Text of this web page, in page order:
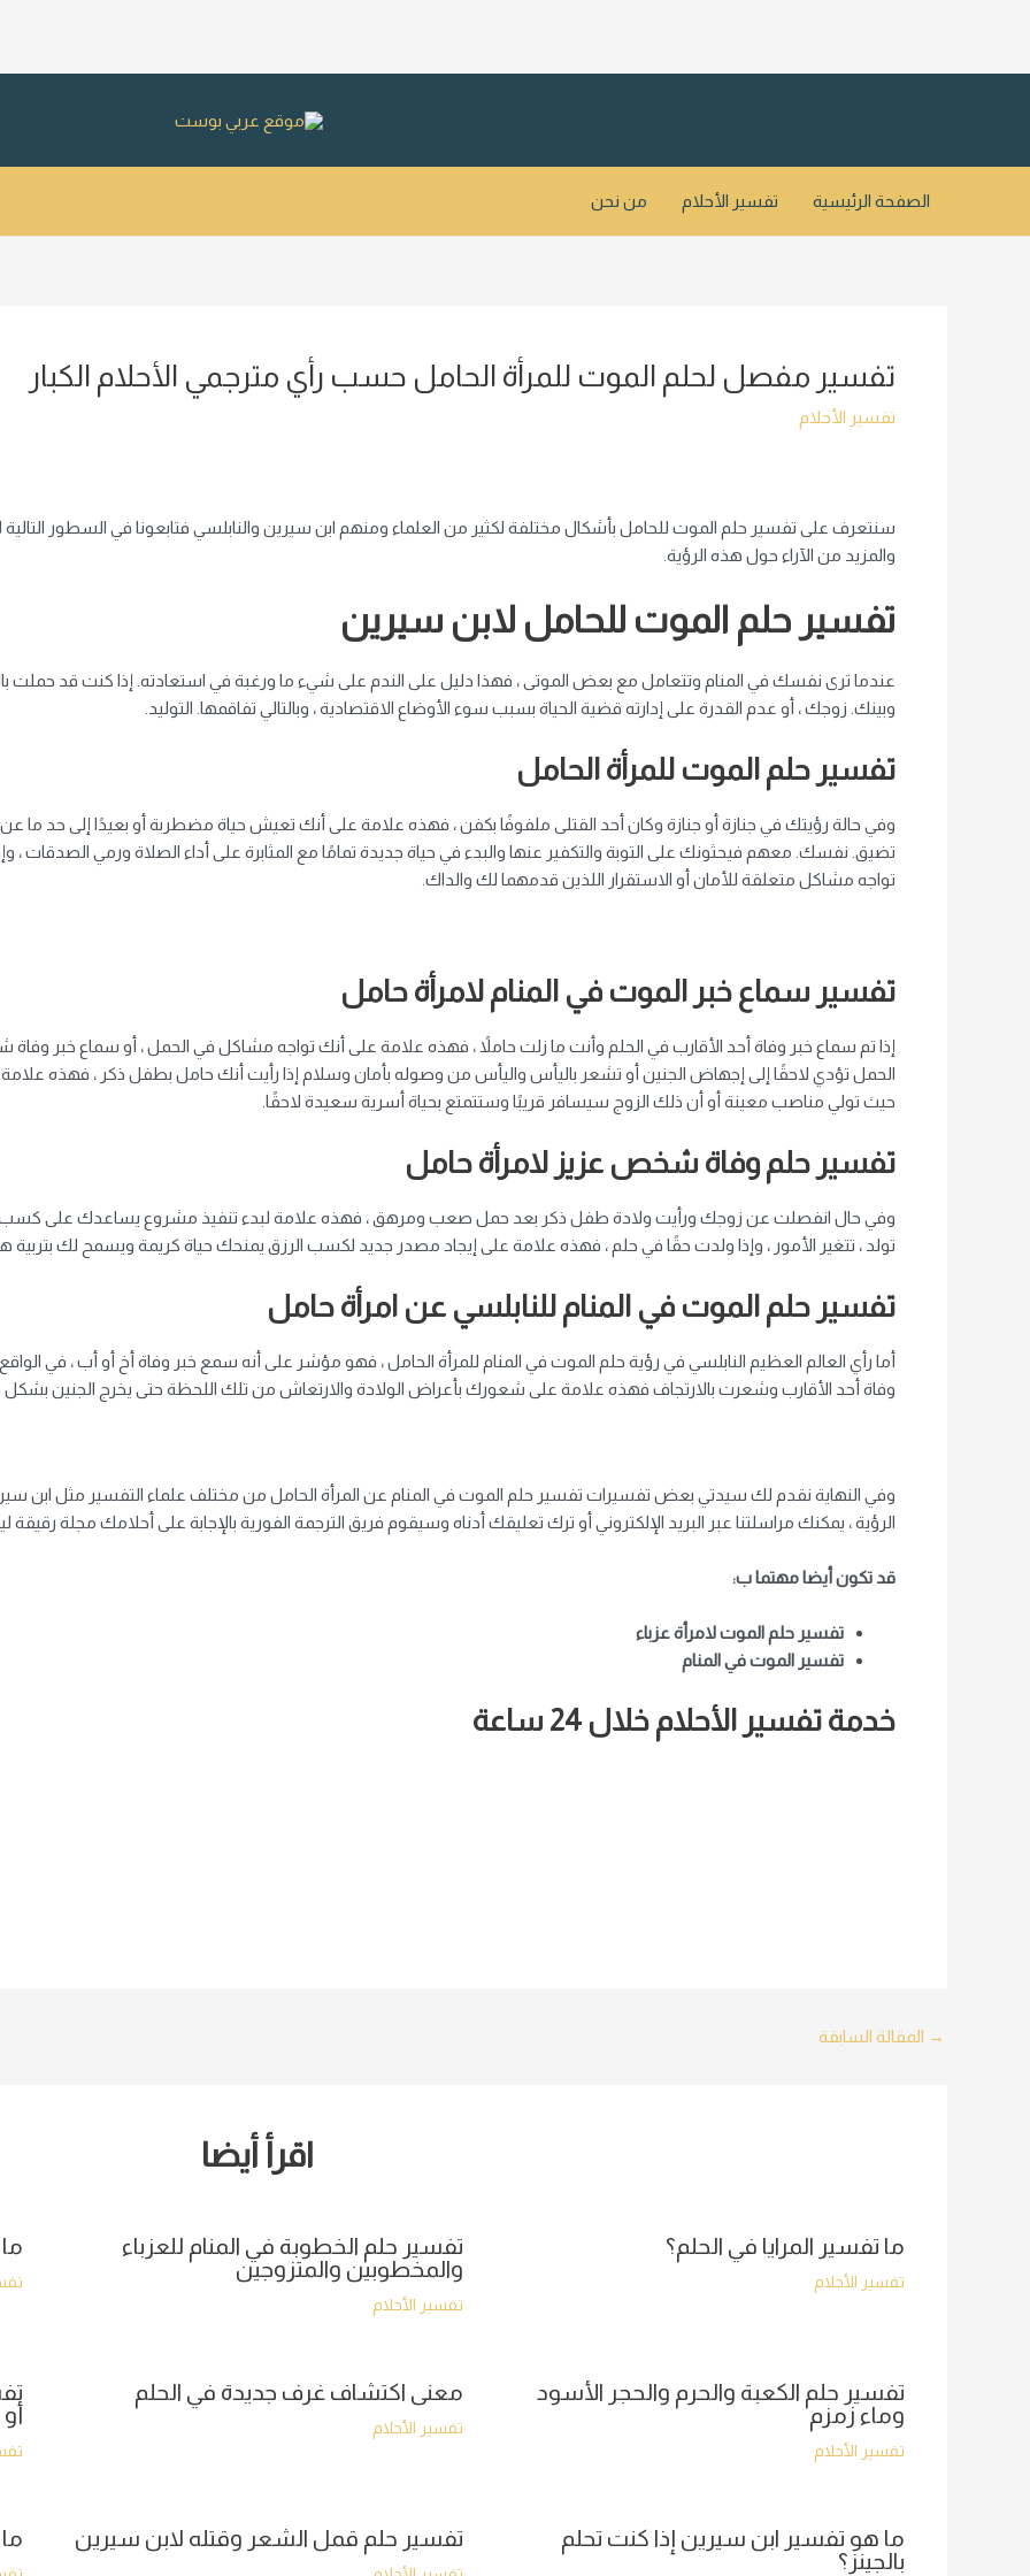
الصفحة الرئيسية تفسير الأحلام من نحن
تفسير مفصل لحلم الموت للمرأة الحامل حسب رأي مترجمي الأحلام الكبار
تفسير الأحلام
سنتعرف على تفسير حلم الموت للحامل بأشكال مختلفة لكثير من العلماء ومنهم ابن سيرين والنابلسي فتابعونا في السطور التالية
والمزيد من الآراء حول هذه الرؤية.
تفسير حلم الموت للحامل لابن سيرين
عندما ترى نفسك في المنام وتتعامل مع بعض الموتى ، فهذا دليل على الندم على شيء ما ورغبة في استعادته. إذا كنت قد حملت
وبينك. زوجك ، أو عدم القدرة على إدارته قضية الحياة بسبب سوء الأوضاع الاقتصادية ، وبالتالي تفاقمها. التوليد.
تفسير حلم الموت للمرأة الحامل
وفي حالة رؤيتك في جنازة أو جنازة وكان أحد القتلى ملفوفًا بكفن ، فهذه علامة على أنك تعيش حياة مضطربة أو بعيدًا إلى حد ما عن
تضيق. نفسك. معهم فيحثونك على التوبة والتكفير عنها والبدء في حياة جديدة تمامًا مع المثابرة على أداء الصلاة ورمي الصدقات
تواجه مشاكل متعلقة للأمان أو الاستقرار اللذين قدمهما لك والداك.
تفسير سماع خبر الموت في المنام لامرأة حامل
إذا تم سماع خبر وفاة أحد الأقارب في الحلم وأنت ما زلت حاملاً ، فهذه علامة على أنك تواجه مشاكل في الحمل ، أو سماع
الحمل تؤدي لاحقًا إلى إجهاض الجنين أو تشعر باليأس واليأس من وصوله بأمان وسلام إذا رأيت أنك حامل بطفل ذكر ، فهذه علامة
حيث تولي مناصب معينة أو أن ذلك الزوج سيسافر قريبًا وستتمتع بحياة أسرية سعيدة لاحقًا.
تفسير حلم وفاة شخص عزيز لامرأة حامل
وفي حال انفصلت عن زوجك ورأيت ولادة طفل ذكر بعد حمل صعب ومرهق ، فهذه علامة لبدء تنفيذ مشروع يساعدك على كسب
تولد ، تتغير الأمور ، وإذا ولدت حقًا في حلم ، فهذه علامة على إيجاد مصدر جديد لكسب الرزق يمنحك حياة كريمة ويسمح لك
تفسير حلم الموت في المنام للنابلسي عن امرأة حامل
أما رأي العالم العظيم النابلسي في رؤية حلم الموت في المنام للمرأة الحامل ، فهو مؤشر على أنه سمع خبر وفاة أخ أو أب ، في
وفاة أحد الأقارب وشعرت بالارتجاف فهذه علامة على شعورك بأعراض الولادة والارتعاش من تلك اللحظة حتى يخرج الجنين بشكل
وفي النهاية نقدم لك سيدتي بعض تفسيرات تفسير حلم الموت في المنام عن المرأة الحامل من مختلف علماء التفسير مثل ابن
الرؤية ، يمكنك مراسلتنا عبر البريد الإلكتروني أو ترك تعليقك أدناه وسيقوم فريق الترجمة الفورية بالإجابة على أحلامك مجلة رقيقة
قد تكون أيضا مهتما ب:
تفسير حلم الموت لامرأة عزباء
تفسير الموت في المنام
خدمة تفسير الأحلام خلال 24 ساعة
Post
→ المقالة السابقة
اقرأ أيضا
ما تفسير المرايا في الحلم؟
تفسير الأحلام
تفسير حلم الخطوبة في المنام للعزباء
والمخطوبين والمتزوجين
تفسير الأحلام
تفسير حلم الكعبة والحرم والحجر الأسود
وماء زمزم
تفسير الأحلام
معنى اكتشاف غرف جديدة في الحلم
تفسير الأحلام
ما هو تفسير ابن سيرين إذا كنت تحلم
بالجينز؟
تفسير حلم قمل الشعر وقتله لابن سيرين